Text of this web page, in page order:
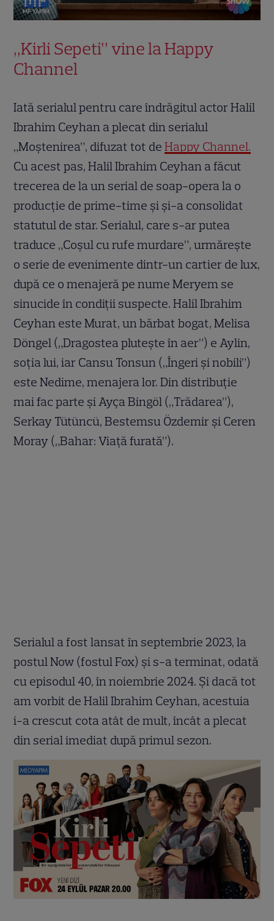
„Kirli Sepeti” vine la Happy
Channel
Iată serialul pentru care îndrăgitul actor Halil
Ibrahim Ceyhan a plecat din serialul
„Moștenirea”, difuzat tot deHappy Channel.
Cu acest pas, Halil Ibrahim Ceyhan a făcut
trecerea de la un serial de soap-opera la o
producție de prime-time și și-a consolidat
statutul de star. Serialul, care s-ar putea
traduce „Coșul cu rufe murdare”, urmărește
o serie de evenimente dintr-un cartier de lux,
după ce o menajeră pe nume Meryem se
sinucide în condiții suspecte. Halil Ibrahim
Ceyhan este Murat, un bărbat bogat, Melisa
Döngel („Dragostea plutește în aer”) e Aylin,
soția lui, iar Cansu Tonsun („Îngeri și nobili”)
este Nedime, menajera lor. Din distribuție
mai fac parte și Ayça Bingöl („Trădarea”),
Serkay Tütüncü, Bestemsu Özdemir și Ceren
Moray („Bahar: Viaţă furată”).
Serialul a fost lansat în septembrie 2023, la
postul Now (fostul Fox) și s-a terminat, odată
cu episodul 40, în noiembrie 2024. Și dacă tot
am vorbit de Halil Ibrahim Ceyhan, acestuia
i-a crescut cota atât de mult, încât a plecat
din serial imediat după primul sezon.